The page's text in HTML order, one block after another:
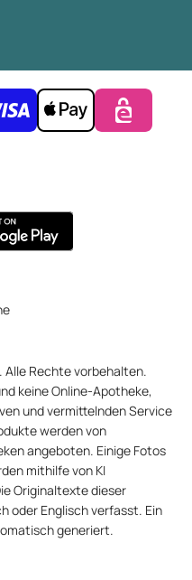
Rechte vorbehalten.
keine Online-Apotheke,
und vermittelnden Service
werden von
angeboten. Einige Fotos
mithilfe von KI
Originaltexte dieser
oder Englisch verfasst. Ein
generiert.